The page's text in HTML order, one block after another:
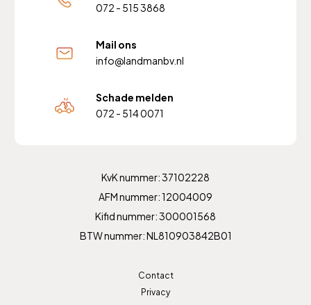
072 - 515 3868
Mail ons
info@landmanbv.nl
Schade melden
072 - 514 0071
KvK nummer: 37102228
AFM nummer: 12004009
Kifid nummer: 300001568
BTW nummer: NL810903842B01
Contact
Privacy